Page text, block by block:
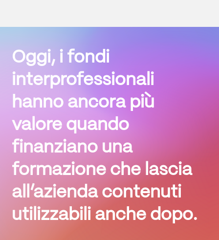
Oggi, i fondi
interprofessionali
hanno ancora più
valore quando
finanziano una
formazione che lascia
all’azienda contenuti
utilizzabili anche dopo.